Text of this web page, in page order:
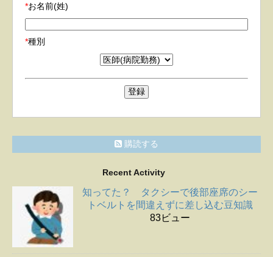
*お名前(姓)
*種別
購読する
Recent Activity
知ってた？ タクシーで後部座席のシー
トベルトを間違えずに差し込む豆知識
83ビュー